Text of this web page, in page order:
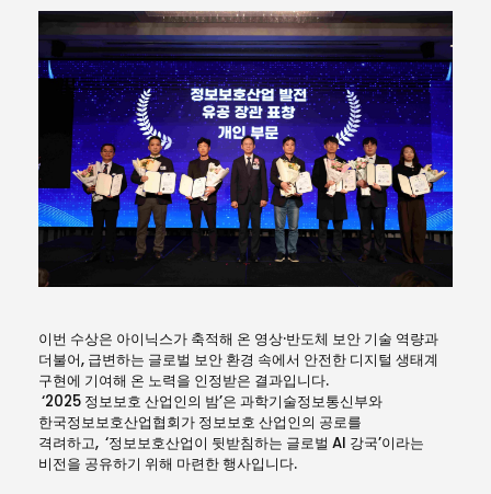
이번 수상은 아이닉스가 축적해 온 영상·반도체 보안 기술 역량과
더불어, 급변하는 글로벌 보안 환경 속에서 안전한 디지털 생태계
구현에 기여해 온 노력을 인정받은 결과입니다.
‘2025 정보보호 산업인의 밤’은 과학기술정보통신부와
한국정보보호산업협회가 정보보호 산업인의 공로를
격려하고, ‘정보보호산업이 뒷받침하는 글로벌 AI 강국’이라는
비전을 공유하기 위해 마련한 행사입니다.